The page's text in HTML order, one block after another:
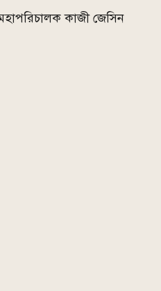
কাজী জেসিন